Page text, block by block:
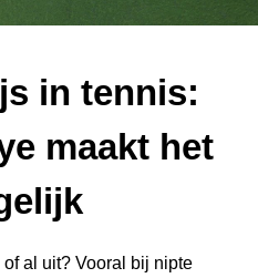
in tennis:
maakt het
al uit? Vooral bij nipte